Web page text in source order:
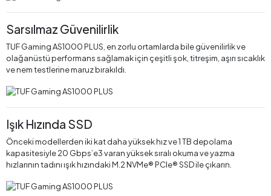
Sarsılmaz Güvenilirlik
TUF Gaming AS1000 PLUS, en zorlu ortamlarda bile güvenilirlik ve
olağanüstü performans sağlamak için çeşitli şok, titreşim, aşırı sıcaklık
ve nem testlerine maruz bırakıldı.
Işık Hızında SSD
Önceki modellerden iki kat daha yüksek hız ve 1 TB depolama
kapasitesiyle 20 Gbps’e3 varan yüksek sıralı okuma ve yazma
hızlarının tadını ışık hızındaki M.2 NVMe® PCIe® SSD ile çıkarın.